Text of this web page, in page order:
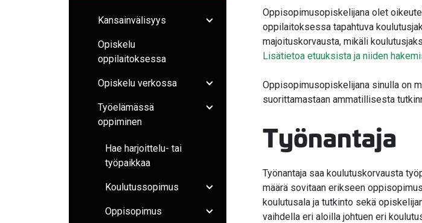
Avaa/sulje alavalikko
Kansainvälisyys
Opiskelu
oppilaitoksessa
Avaa/sulje alavalikko
Opiskelu verkossa
Työelämässä
oppiminen
Hae harjoittelu- tai
työpaikkaa
Avaa/sulje alavalikko
Koulutussopimus
Avaa/sulje alavalikko
Oppisopimus
Oppisopimusopiskelijana olet
oppilaitoksessa tapahtuva
majoituskorvausta, mikäli
Lisätietoa etuuksista ja niiden
Oppisopimusopiskelijana sinulla on
suorittamastaan ammatillisesta
Työnantaja
Työnantaja saa koulutuskorvausta
määrä sovitaan erikseen
koulutusala ja tutkinto sekä
vaihdella eri aloilla johtuen eri